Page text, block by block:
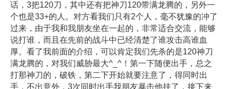
话，3把120刀，其中还有把神刀120带满龙腾的，另外一
个也是33+的人。对方看我们只有2个人，毫不犹豫的冲了
过来，由于我和我朋友坐在一起的，非常适合交流，能够
说打谁，而且在先前的战斗中已经清楚了谁攻击高谁血
厚。看了我前面的介绍，可以肯定我们先杀的是120神刀
满龙腾的，对我们威胁最大^_^！第一下随便出手，总之
打那神刀的，破铁，第二下开始就要注意了，得同时出
手，不出意外，3次同时出手我朋友暴击他挂了，接下来